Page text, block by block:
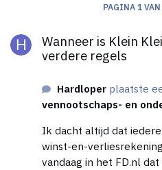
PAGINA 1
Wanneer is Klein
verdere regels
Hardloper plaatste
vennootschaps- en
Ik dacht altijd dat
winst-en-verliesrekening op
vandaag in het FD.nl